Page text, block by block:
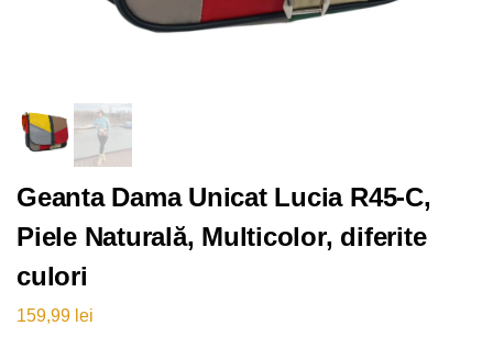
Geanta Dama Unicat Lucia R45-C,
Piele Naturală, Multicolor, diferite
culori
159,99 lei